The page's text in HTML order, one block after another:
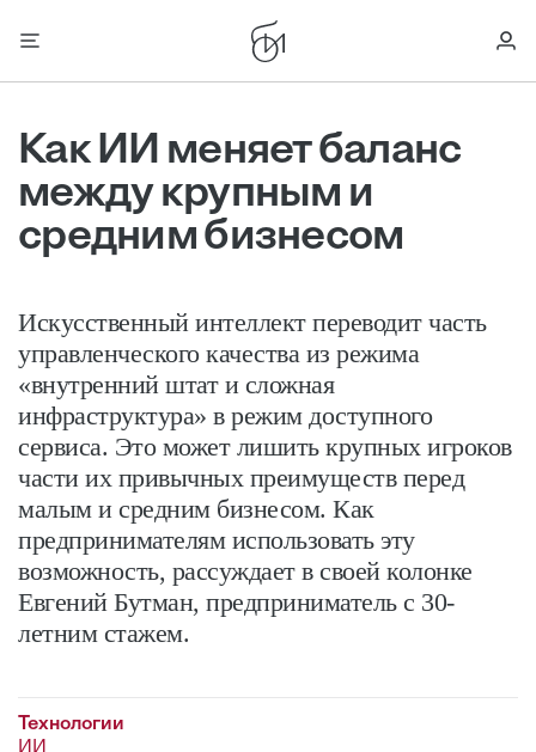
Как ИИ меняет баланс
между крупным и
средним бизнесом
Искусственный интеллект переводит часть
управленческого качества из режима
«внутренний штат и сложная
инфраструктура» в режим доступного
сервиса. Это может лишить крупных игроков
части их привычных преимуществ перед
малым и средним бизнесом. Как
предпринимателям использовать эту
возможность, рассуждает в своей колонке
Евгений Бутман, предприниматель с 30-
летним стажем.
Технологии